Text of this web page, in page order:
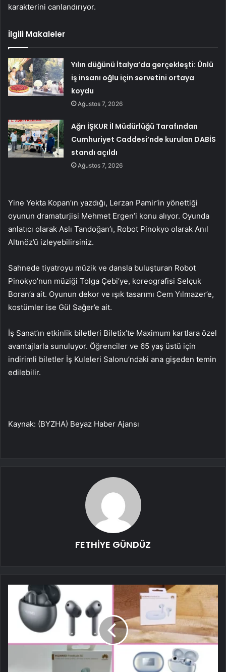
karakterini canlandırıyor.
İlgili Makaleler
Yılın düğünü İtalya’da gerçekleşti: Ünlü
iş insanı oğlu için servetini ortaya
koydu
Ağustos 7, 2026
Ağrı İŞKUR İl Müdürlüğü Tarafından
Cumhuriyet Caddesi’nde kurulan DABİS
standı açıldı
Ağustos 7, 2026
Yine Yekta Kopan’ın yazdığı, Lerzan Pamir’in yönettiği
oyunun dramaturjisi Mehmet Ergen’i konu alıyor. Oyunda
anlatıcı olarak Aslı Tandoğan’ı, Robot Pinokyo olarak Anıl
Altınöz’ü izleyebilirsiniz.
Sahnede tiyatroyu müzik ve dansla buluşturan Robot
Pinokyo’nun müziği Tolga Çebi’ye, koreografisi Selçuk
Boran’a ait. Oyunun dekor ve ışık tasarımı Cem Yılmazer’e,
kostümler ise Gül Sağer’e ait.
İş Sanat’ın etkinlik biletleri Biletix’te Maximum kartlara özel
avantajlarla sunuluyor. Öğrenciler ve 65 yaş üstü için
indirimli biletler İş Kuleleri Salonu’ndaki ana gişeden temin
edilebilir.
Kaynak: (BYZHA) Beyaz Haber Ajansı
FETHİYE GÜNDÜZ